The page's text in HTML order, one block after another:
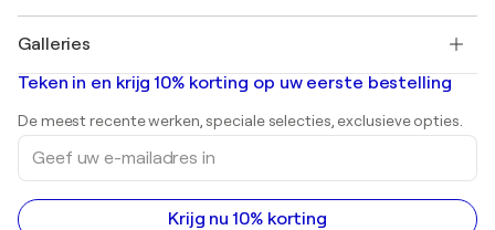
Banksy
Mr. Brainwash
Shepard Fairey
Abstracte schilderijen te koop
Landschapsschilderijen
Beelden
Acrylverfschilderijen
Galleries
Kunstgaleries in Nederland
Teken in en krijg 10% korting op uw eerste bestelling
De meest recente werken, speciale selecties, exclusieve opties.
Geef
uw
e-
mailadres
in
Krijg nu 10% korting